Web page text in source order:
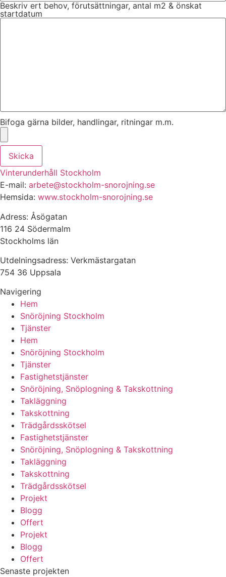
Beskriv ert behov, förutsättningar, antal m2 & önskat
startdatum
Bifoga gärna bilder, handlingar, ritningar m.m.
Skicka
Vinterunderhåll Stockholm
E-mail: arbete@stockholm-snorojning.se
Hemsida: www.stockholm-snorojning.se
Adress: Åsögatan
116 24 Södermalm
Stockholms län
Utdelningsadress: Verkmästargatan
754 36 Uppsala
Navigering
Hem
Snöröjning Stockholm
Tjänster
Hem
Snöröjning Stockholm
Tjänster
Fastighetstjänster
Snöröjning, Snöplogning & Takskottning
Takläggning
Takskottning
Trädgårdsskötsel
Fastighetstjänster
Snöröjning, Snöplogning & Takskottning
Takläggning
Takskottning
Trädgårdsskötsel
Projekt
Blogg
Offert
Projekt
Blogg
Offert
Senaste projekten